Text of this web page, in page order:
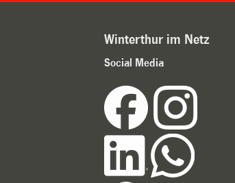
Winterthur im Netz
Social Media